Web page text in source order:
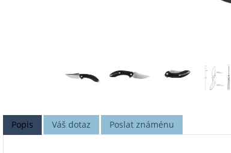
Popis Váš dotaz Poslat známénu